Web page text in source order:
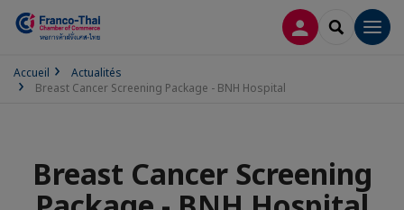
CONNEXION
Accueil
Actualités
Breast Cancer Screening Package - BNH Hospital
Breast Cancer Screening